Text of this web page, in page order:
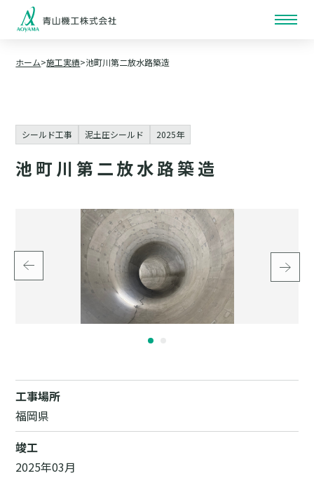
ホーム 施工実績 池町川第二放水路築造
シールド工事 泥土圧シールド 2025年
池町川第二放水路築造
工事場所
福岡県
竣工
2025年03月